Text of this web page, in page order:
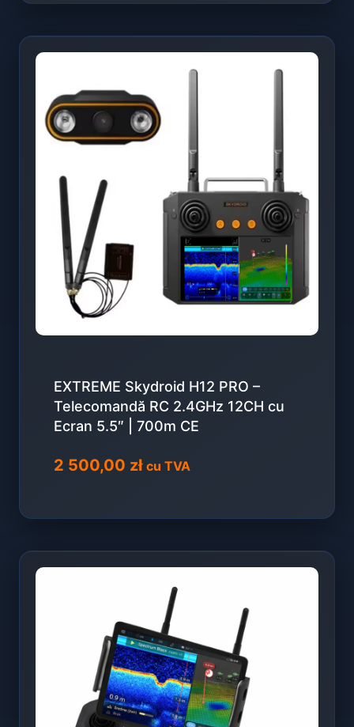
EXTREME Skydroid H12 PRO –
Telecomandă RC 2.4GHz 12CH cu
Ecran 5.5″ | 700m CE
2 500,00 zł cu TVA